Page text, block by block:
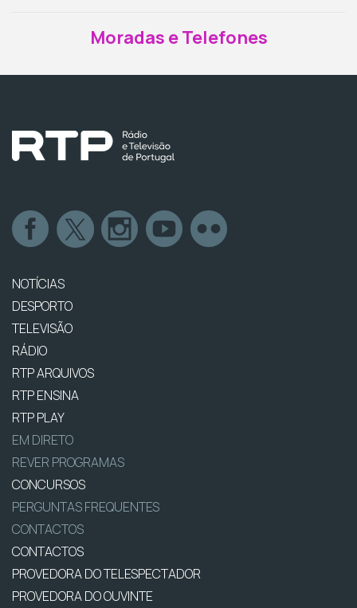
Moradas e Telefones
NOTÍCIAS
DESPORTO
TELEVISÃO
RÁDIO
RTP ARQUIVOS
RTP ENSINA
RTP PLAY
EM DIRETO
REVER PROGRAMAS
CONCURSOS
PERGUNTAS FREQUENTES
CONTACTOS
CONTACTOS
PROVEDORA DO TELESPECTADOR
PROVEDORA DO OUVINTE